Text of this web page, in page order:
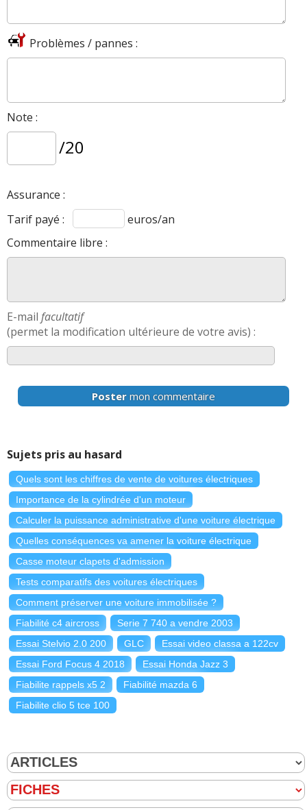
Problèmes / pannes :
Note :
/20
Assurance :
Tarif payé :
euros/an
Commentaire libre :
E-mail facultatif
(permet la modification ultérieure de votre avis) :
Poster mon commentaire
Sujets pris au hasard
Quels sont les chiffres de vente de voitures électriques
Importance de la cylindrée d'un moteur
Calculer la puissance administrative d'une voiture électrique
Quelles conséquences va amener la voiture électrique
Casse moteur clapets d'admission
Tests comparatifs des voitures électriques
Comment préserver une voiture immobilisée ?
Fiabilité c4 aircross
Serie 7 740 a vendre 2003
Essai Stelvio 2.0 200
GLC
Essai video classa a 122cv
Essai Ford Focus 4 2018
Essai Honda Jazz 3
Fiabilite rappels x5 2
Fiabilité mazda 6
Fiabilite clio 5 tce 100